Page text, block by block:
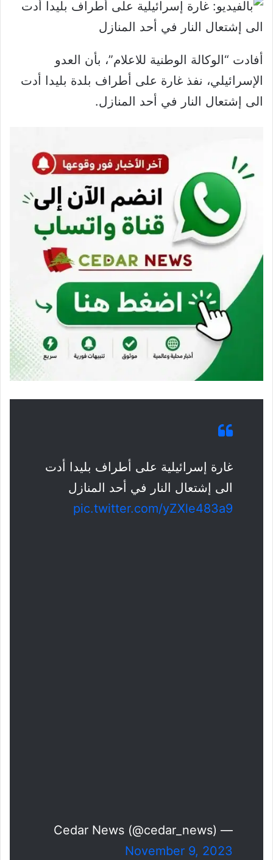
أفادت “الوكالة الوطنية للاعلام”، بأن العدو
الإسرائيلي، نفذ غارة على أطراف بلدة بليدا أدت
الى إشتعال النار في أحد المنازل.
غارة إسرائيلية على أطراف بليدا أدت
الى إشتعال النار في أحد المنازل
pic.twitter.com/yZXle483a9
— Cedar News (@cedar_news)
November 9, 2023